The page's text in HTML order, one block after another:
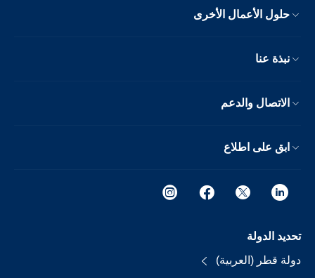
حلول الأعمال الأخرى
نبذة عنا
الاتصال والدعم
ابق على اطلاع
تحديد الدولة
دولة قطر (العربية)